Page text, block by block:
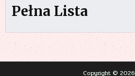
Pełna Lista
Copyright © 2026